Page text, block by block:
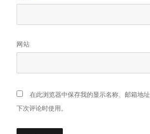
网站
在此浏览器中保存我的显示名称、邮箱地
下次评论时使用。